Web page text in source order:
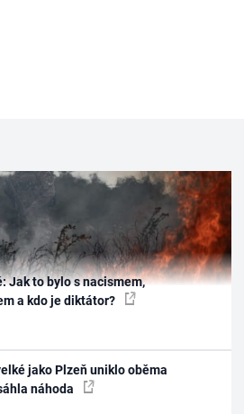
Jak to bylo s nacismem,
a kdo je diktátor?
jako Plzeň uniklo oběma
náhoda